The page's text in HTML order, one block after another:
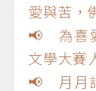
愛與苦，
📢 為喜
文學大賽
📢 月月